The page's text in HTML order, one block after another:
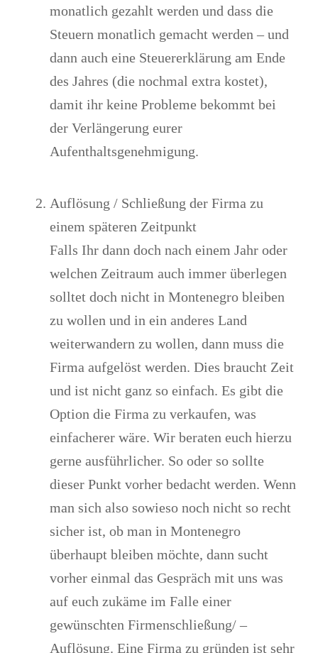
monatlich gezahlt werden und dass die
Steuern monatlich gemacht werden – und
dann auch eine Steuererklärung am Ende
des Jahres (die nochmal extra kostet),
damit ihr keine Probleme bekommt bei
der Verlängerung eurer
Aufenthaltsgenehmigung.
Auflösung / Schließung der Firma zu
einem späteren Zeitpunkt
Falls Ihr dann doch nach einem Jahr oder
welchen Zeitraum auch immer überlegen
solltet doch nicht in Montenegro bleiben
zu wollen und in ein anderes Land
weiterwandern zu wollen, dann muss die
Firma aufgelöst werden. Dies braucht Zeit
und ist nicht ganz so einfach. Es gibt die
Option die Firma zu verkaufen, was
einfacherer wäre. Wir beraten euch hierzu
gerne ausführlicher. So oder so sollte
dieser Punkt vorher bedacht werden. Wenn
man sich also sowieso noch nicht so recht
sicher ist, ob man in Montenegro
überhaupt bleiben möchte, dann sucht
vorher einmal das Gespräch mit uns was
auf euch zukäme im Falle einer
gewünschten Firmenschließung/ –
Auflösung. Eine Firma zu gründen ist sehr